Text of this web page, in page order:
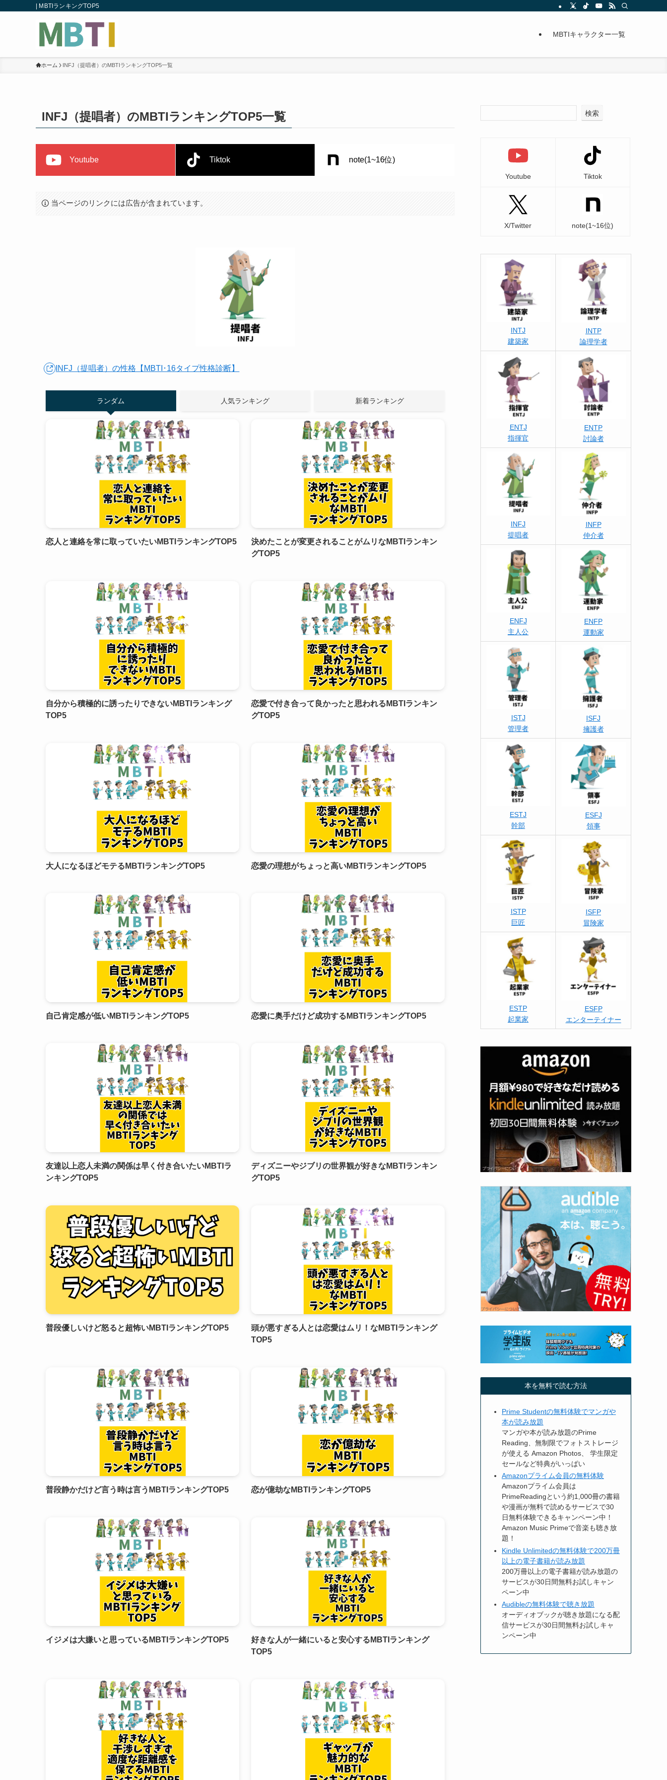
| MBTIランキングTOP5
MBTIキャラクター一覧
ホーム INFJ（提唱者）のMBTIランキングTOP5一覧
INFJ（提唱者）のMBTIランキングTOP5一覧
Youtube Tiktok note(1~16位)
当ページのリンクには広告が含まれています。
INFJ（提唱者）の性格【MBTI･16タイプ性格診断】
ランダム 人気ランキング 新着ランキング
恋人と連絡を常に取っていたいMBTIランキングTOP5
決めたことが変更されることがムリなMBTIランキン
グTOP5
自分から積極的に誘ったりできないMBTIランキング
TOP5
恋愛で付き合って良かったと思われるMBTIランキン
グTOP5
大人になるほどモテるMBTIランキングTOP5 恋愛の理想がちょっと高いMBTIランキングTOP5
自己肯定感が低いMBTIランキングTOP5 恋愛に奥手だけど成功するMBTIランキングTOP5
友達以上恋人未満の関係は早く付き合いたいMBTIラ
ンキングTOP5
ディズニーやジブリの世界観が好きなMBTIランキン
グTOP5
普段優しいけど怒ると超怖いMBTIランキングTOP5
頭が悪すぎる人とは恋愛はムリ！なMBTIランキング
TOP5
普段静かだけど言う時は言うMBTIランキングTOP5 恋が億劫なMBTIランキングTOP5
イジメは大嫌いと思っているMBTIランキングTOP5
好きな人が一緒にいると安心するMBTIランキング
TOP5
検索
Youtube Tiktok
X/Twitter note(1~16位)
INTJ
建築家
INTP
論理学者
ENTJ
指揮官
ENTP
討論者
INFJ
提唱者
INFP
仲介者
ENFJ
主人公
ENFP
運動家
ISTJ
管理者
ISFJ
擁護者
ESTJ
幹部
ESFJ
領事
ISTP
巨匠
ISFP
冒険家
ESTP
起業家
ESFP
エンターテイナー
本を無料で読む方法
Prime Studentの無料体験でマンガや
本が読み放題
マンガや本が読み放題のPrime
Reading、無制限でフォトストレージ
が使える Amazon Photos、 学生限定
セールなど特典がいっぱい
Amazonプライム会員の無料体験
Amazonプライム会員は
PrimeReadingという約1,000冊の書籍
や漫画が無料で読めるサービスで30
日無料体験できるキャンペーン中！
Amazon Music Primeで音楽も聴き放
題！
Kindle Unlimitedの無料体験で200万冊
以上の電子書籍が読み放題
200万冊以上の電子書籍が読み放題の
サービスが30日間無料お試しキャン
ペーン中
Audibleの無料体験で聴き放題
オーディオブックが聴き放題になる配
信サービスが30日間無料お試しキャ
ンペーン中